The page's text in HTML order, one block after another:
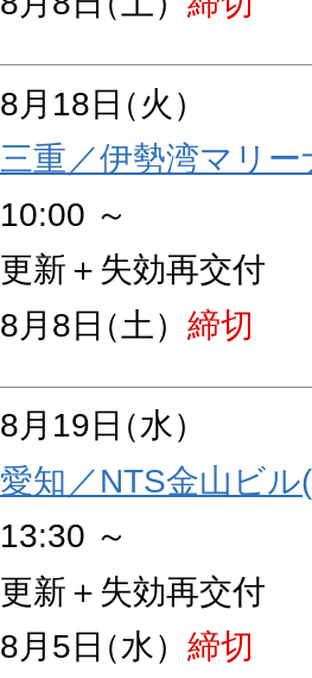
8月18日（火）
三重／伊勢湾マリー
10:00 ～
更新＋失効再交付
8月8日（土） 締切
8月19日（水）
愛知／NTS金山ビ
13:30 ～
更新＋失効再交付
8月5日（水） 締切